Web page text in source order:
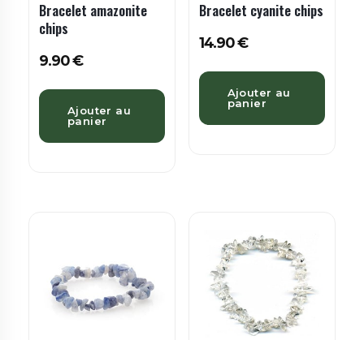
Bracelet amazonite
chips
9.90€
Ajouter au
panier
Bracelet cyanite chips
14.90€
Ajouter au
panier